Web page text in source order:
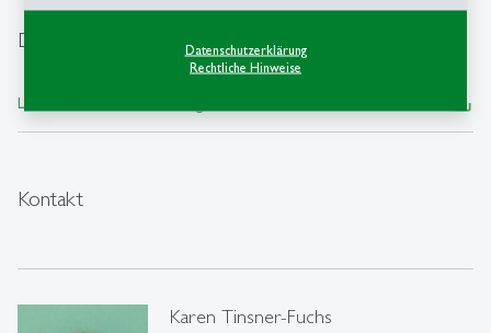
Datenschutzerklärung
Rechtliche Hinweise
Download
Leitlinie Qualitätsentwicklung 2021 ― PDF, 1 MB save_alt
Kontakt
Karen Tinsner-Fuchs